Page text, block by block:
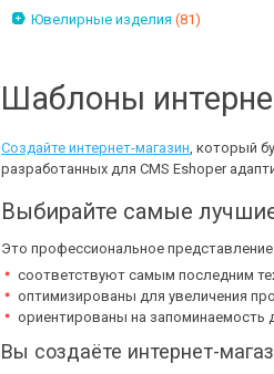
Ювелирные изделия (81)
Шаблоны
Создайте интернет-магазин, который
разработанных для CMS Eshoper
Выбирайте самые
Это профессиональное
соответствуют самым последним
оптимизированы для увеличения
ориентированы на запоминаемость
Вы создаёте интернет-